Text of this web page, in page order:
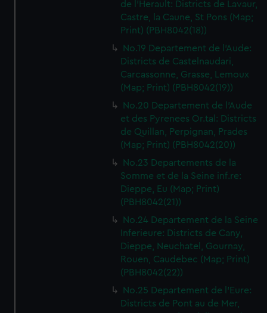
de l'Herault: Districts de Lavaur,
Castre, la Caune, St Pons (Map;
Print) (PBH8042(18))
No.19 Departement de l'Aude:
Districts de Castelnaudari,
Carcassonne, Grasse, Lemoux
(Map; Print) (PBH8042(19))
No.20 Departement de l'Aude
et des Pyrenees Or.tal: Districts
de Quillan, Perpignan, Prades
(Map; Print) (PBH8042(20))
No.23 Departements de la
Somme et de la Seine inf.re:
Dieppe, Eu (Map; Print)
(PBH8042(21))
No.24 Departement de la Seine
Inferieure: Districts de Cany,
Dieppe, Neuchatel, Gournay,
Rouen, Caudebec (Map; Print)
(PBH8042(22))
No.25 Departement de l'Eure:
Districts de Pont au de Mer,